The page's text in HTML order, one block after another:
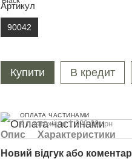
Артикул
90042
Купити В кредит
ОПЛАТА ЧАСТИНАМИ
4 платежі по 1 029.00 грн
Опис
Характеристики
Новий відгук або коментар